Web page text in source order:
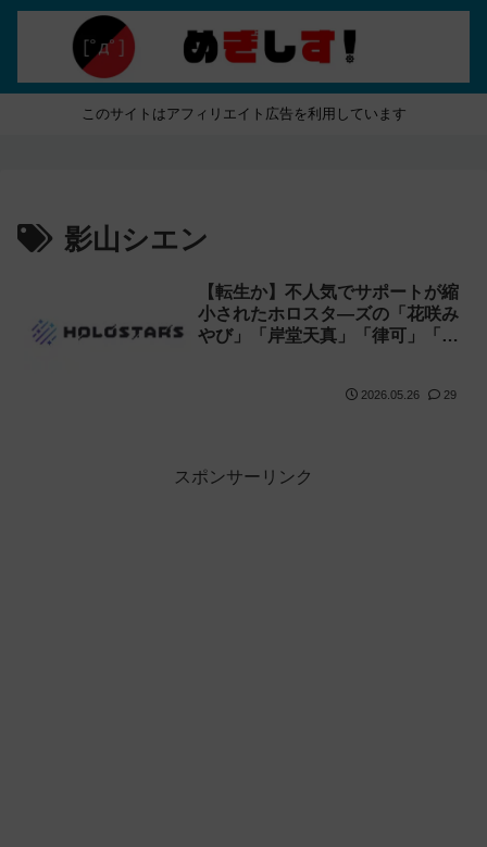
このサイトはアフィリエイト広告を利用しています
影山シエン
【転生か】不人気でサポートが縮
小されたホロスタ―ズの「花咲み
やび」「岸堂天真」「律可」「ア
2026.05.26 29
スポンサーリンク